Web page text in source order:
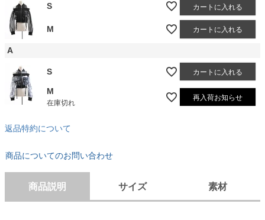
S カートに入れる
M カートに入れる
A
S カートに入れる
M
在庫切れ
再入荷お知らせ
返品特約について
商品についてのお問い合わせ
商品説明 サイズ 素材